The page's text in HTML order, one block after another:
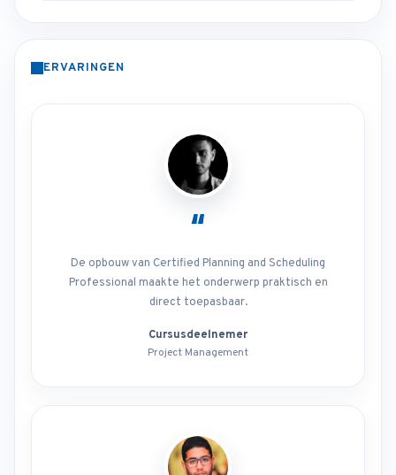
ERVARINGEN
“
De opbouw van Certified Planning and Scheduling
Professional maakte het onderwerp praktisch en
direct toepasbaar.
Cursusdeelnemer
Project Management